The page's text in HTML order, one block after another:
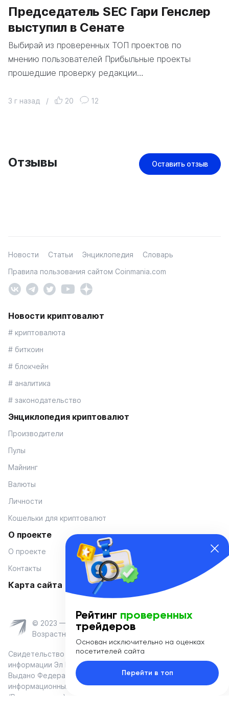
Председатель SEC Гари Генслер
выступил в Сенате
Выбирай из проверенных ТОП проектов по
мнению пользователей Прибыльные проекты
прошедшие проверку редакции…
3 г назад / 20 12
Отзывы Оставить отзыв
Новости Статьи Энциклопедия
Словарь
Правила пользования сайтом Coinmania.com
Новости криптовалют
# криптовалюта
# биткоин
# блокчейн
# аналитика
# законодательство
Энциклопедия криптовалют
Производители
Пулы
Майнинг
Валюты
Личности
Кошельки для криптовалют
О проекте
О проекте
Контакты
Карта сайта
© 2023 — Coinmania
Возрастное ограничение 16+
Свидетельство о регистрации средства массовой
информации Эл № ФС 77-74908 от «25» января 2019 г.
Выдано Федеральной службой по надзору в сфере связи,
информационных технологий и массовых коммуникаций
(Роскомнадзор)
Рейтинг проверенных
трейдеров
Основан исключительно на оценках
посетителей сайта
Перейти в топ